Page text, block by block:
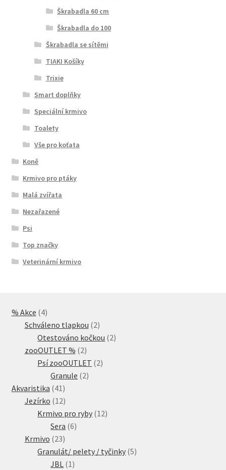
Škrabadla 60 cm
Škrabadla do 100
Škrabadla se sítěmi
TIAKI Košíky
Trixie
Smart doplňky
Speciální krmivo
Toalety
Vše pro koťata
Koně
Krmivo pro ptáky
Malá zvířata
Nezařazené
Psi
Top značky
Veterinární krmivo
% Akce 44
produkty
Schváleno tlapkou 22
produkty
Otestováno kočkou 22
zooOUTLET % 22
produkty
Psí zooOUTLET 22
Granule 22
Akvaristika 41 41
produktů
Jezírko 1212
produktů
Krmivo pro ryby 1212
Sera 66
Krmivo 2323
produktů
Granulát/ pelety / tyčinky 55
JBL 1 1